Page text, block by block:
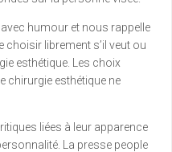
humour et nous rappelle
choisir librement s’il veut ou
esthétique. Les choix
chirurgie esthétique ne
liées à leur apparence
La presse people